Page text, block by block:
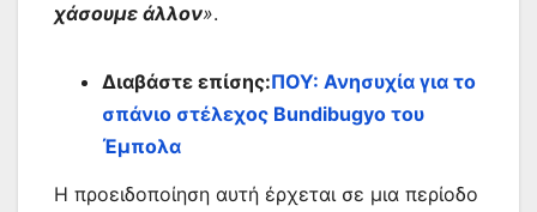
χάσουμε άλλον».
Διαβάστε επίσης:ΠΟΥ: Ανησυχία για το
σπάνιο στέλεχος Bundibugyo του
Έμπολα
Η προειδοποίηση αυτή έρχεται σε μια περίοδο